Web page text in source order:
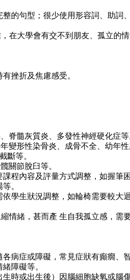
的句型；很少使用形容詞、助詞
在大學會有交不到朋友、孤立的情
挫折及焦慮感受。
脊髓灰質炎、多發性神經硬化症等
變形性染骨炎、成骨不全、幼年
斷等。
關節脫臼等。
程內容及評量方式調整，如握筆
。
學生狀況調整，如輪椅需要較大
情緒，甚而產 生自我孤立感，需
病症或障礙，常見症狀有癲癇、
障礙等。
時或出生後）因腦細胞缺氧或腦